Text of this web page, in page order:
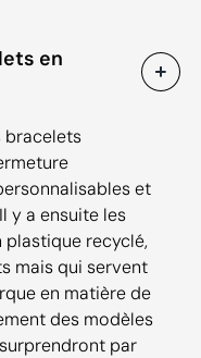
en
bracelets
et
y a ensuite les
plastique recyclé,
mais qui servent
en matière de
des modèles
par